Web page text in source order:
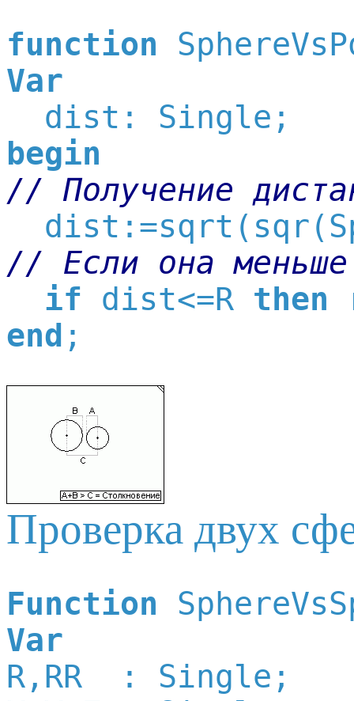
function
Var
begin
// Получение
// Если она меньше
if dist<=R then
end
Проверка двух
Function
Var
R,RR  : Single;